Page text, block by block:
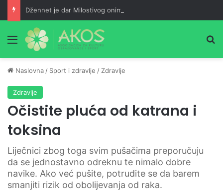
Meni
Naslovna / Sport i zdravlje / Zdravlje
Zdravlje
Očistite pluća od katrana i
toksina
Liječnici zbog toga svim pušačima preporučuju
da se jednostavno odreknu te nimalo dobre
navike. Ako već pušite, potrudite se da barem
smanjiti rizik od obolijevanja od raka.